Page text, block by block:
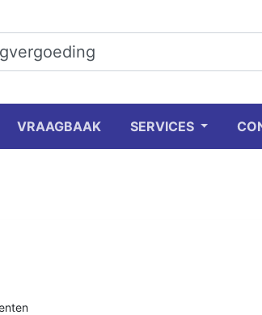
VRAAGBAAK SERVICES